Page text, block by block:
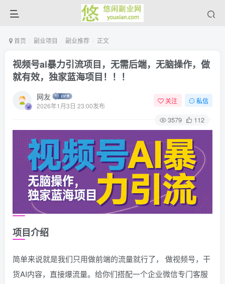
首页 副业项目 副业推荐 正文
视频号ai暴力引流项目，无需后端，无脑操作，做
就有效，独家蓝海项目！！！
网友
2026年1月3日 23:00发布
关注 私信
3579 112
项目介绍
简单来说就是我们只用做前端的流量就行了， 做视频号，干
货AI内容，直接爆流量。给你们搭配一个企业微信专门客服